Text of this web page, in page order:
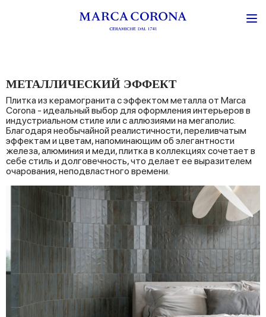
МЕТАЛЛИЧЕСКИЙ ЭФФЕКТ
Плитка из керамогранита с эффектом металла от Marca
Corona - идеальный выбор для оформления интерьеров в
индустриальном стиле или с аллюзиями на мегаполис.
Благодаря необычайной реалистичности, переливчатым
эффектам и цветам, напоминающим об элегантности
железа, алюминия и меди, плитка в коллекциях сочетает в
себе стиль и долговечность, что делает ее выразителем
очарования, неподвластного времени.